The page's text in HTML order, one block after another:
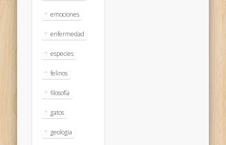
emociones
enfermedad
especies
felinos
filosofía
gatos
geologia